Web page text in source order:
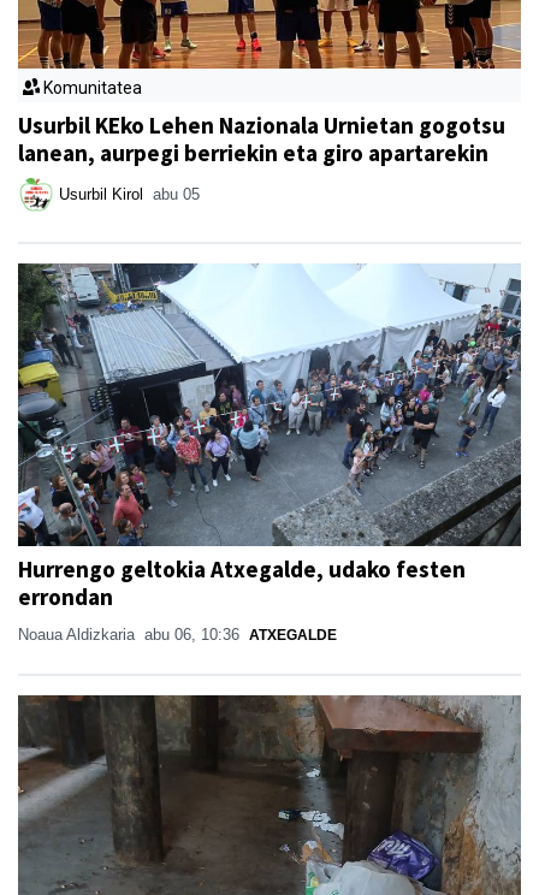
Komunitatea
Usurbil KEko Lehen Nazionala Urnietan gogotsu
lanean, aurpegi berriekin eta giro apartarekin
Usurbil Kirol abu 05
Hurrengo geltokia Atxegalde, udako festen
errondan
Noaua Aldizkaria abu 06, 10:36 ATXEGALDE